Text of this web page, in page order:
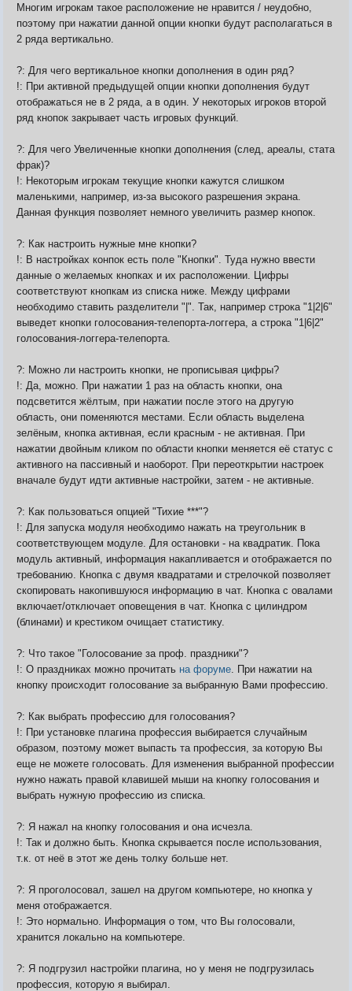
Многим игрокам такое расположение не нравится / неудобно,
поэтому при нажатии данной опции кнопки будут располагаться в
2 ряда вертикально.
?: Для чего вертикальное кнопки дополнения в один ряд?
!: При активной предыдущей опции кнопки дополнения будут
отображаться не в 2 ряда, а в один. У некоторых игроков второй
ряд кнопок закрывает часть игровых функций.
?: Для чего Увеличенные кнопки дополнения (след, ареалы, стата
фрак)?
!: Некоторым игрокам текущие кнопки кажутся слишком
маленькими, например, из-за высокого разрешения экрана.
Данная функция позволяет немного увеличить размер кнопок.
?: Как настроить нужные мне кнопки?
!: В настройках конпок есть поле "Кнопки". Туда нужно ввести
данные о желаемых кнопках и их расположении. Цифры
соответствуют кнопкам из списка ниже. Между цифрами
необходимо ставить разделители "|". Так, например строка "1|2|6"
выведет кнопки голосования-телепорта-логгера, а строка "1|6|2"
голосования-логгера-телепорта.
?: Можно ли настроить кнопки, не прописывая цифры?
!: Да, можно. При нажатии 1 раз на область кнопки, она
подсветится жёлтым, при нажатии после этого на другую
область, они поменяются местами. Если область выделена
зелёным, кнопка активная, если красным - не активная. При
нажатии двойным кликом по области кнопки меняется её статус с
активного на пассивный и наоборот. При переоткрытии настроек
вначале будут идти активные настройки, затем - не активные.
?: Как пользоваться опцией "Тихие ***"?
!: Для запуска модуля необходимо нажать на треугольник в
соответствующем модуле. Для остановки - на квадратик. Пока
модуль активный, информация накапливается и отображается по
требованию. Кнопка с двумя квадратами и стрелочкой позволяет
скопировать накопившуюся информацию в чат. Кнопка с овалами
включает/отключает оповещения в чат. Кнопка с цилиндром
(блинами) и крестиком очищает статистику.
?: Что такое "Голосование за проф. праздники"?
!: О праздниках можно прочитать на форуме . При нажатии на
кнопку происходит голосование за выбранную Вами профессию.
?: Как выбрать профессию для голосования?
!: При установке плагина профессия выбирается случайным
образом, поэтому может выпасть та профессия, за которую Вы
еще не можете голосовать. Для изменения выбранной профессии
нужно нажать правой клавишей мыши на кнопку голосования и
выбрать нужную профессию из списка.
?: Я нажал на кнопку голосования и она исчезла.
!: Так и должно быть. Кнопка скрывается после использования,
т.к. от неё в этот же день толку больше нет.
?: Я проголосовал, зашел на другом компьютере, но кнопка у
меня отображается.
!: Это нормально. Информация о том, что Вы голосовали,
хранится локально на компьютере.
?: Я подгрузил настройки плагина, но у меня не подгрузилась
профессия, которую я выбирал.